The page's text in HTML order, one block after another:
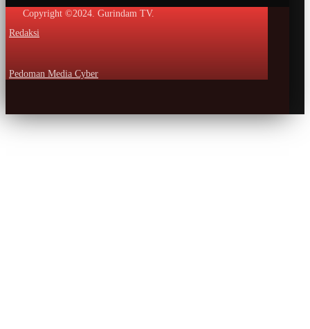
Copyright ©2024. Gurindam TV.
Redaksi
Pedoman Media Cyber